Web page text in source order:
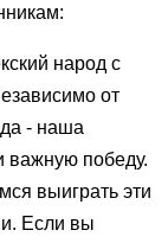
народ с
от
- наша
важную победу.
выиграть эти
Если вы